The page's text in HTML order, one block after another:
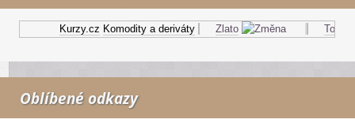
Kurzy.cz Komodity a deriváty Zlato Topný
Oblíbené odkazy